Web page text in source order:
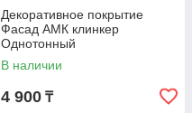
Декоративное покрытие
Фасад АМК клинкер
Однотонный
В наличии
4 900 ₸